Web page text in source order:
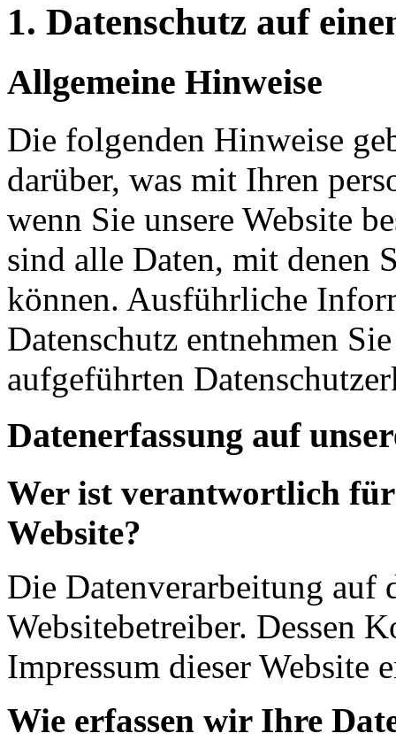
1. Datenschutz auf
Allgemeine Hinweise
Die folgenden Hinweise
darüber, was mit Ihren
wenn Sie unsere Website
sind alle Daten, mit denen
können. Ausführliche
Datenschutz entnehmen
aufgeführten
Datenerfassung auf
Wer ist verantwortlich für
Website?
Die Datenverarbeitung auf
Websitebetreiber. Dessen
Impressum dieser Website
Wie erfassen wir Ihre